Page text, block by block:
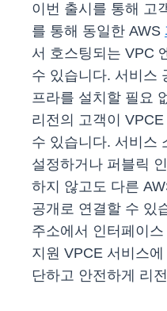
이번 출시를 통해 고
를 통해 동일한 AWS
서 호스팅되는 VPC
수 있습니다. 서비스
프라를 설치할 필요
리전의 고객이
수 있습니다. 서비스
설정하거나 퍼블릭
하지 않고도 다른
공개로 연결할 수 있
주소에서 인터페이
지원 VPCE 서비스
단하고 안전하게 리